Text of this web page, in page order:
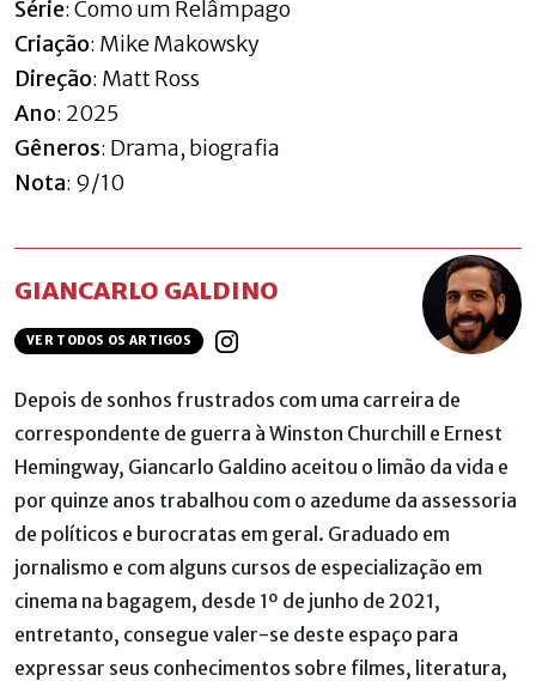
Série: Como um Relâmpago
Criação: Mike Makowsky
Direção: Matt Ross
Ano: 2025
Gêneros: Drama, biografia
Nota: 9/10
GIANCARLO GALDINO
VER TODOS OS ARTIGOS
Depois de sonhos frustrados com uma carreira de
correspondente de guerra à Winston Churchill e Ernest
Hemingway, Giancarlo Galdino aceitou o limão da vida e
por quinze anos trabalhou com o azedume da assessoria
de políticos e burocratas em geral. Graduado em
jornalismo e com alguns cursos de especialização em
cinema na bagagem, desde 1º de junho de 2021,
entretanto, consegue valer-se deste espaço para
expressar seus conhecimentos sobre filmes, literatura,